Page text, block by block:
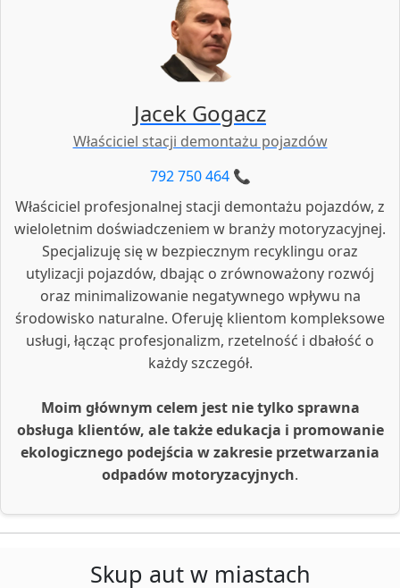
nie posiadasz któregoś z dokumentów,
skontaktuj się z nami – pomożemy znaleźć
odpowiednie rozwiązanie.
Jacek Gogacz
Właściciel stacji demontażu pojazdów
792 750 464 📞
Właściciel profesjonalnej stacji demontażu pojazdów, z
wieloletnim doświadczeniem w branży motoryzacyjnej.
Specjalizuję się w bezpiecznym recyklingu oraz
utylizacji pojazdów, dbając o zrównoważony rozwój
oraz minimalizowanie negatywnego wpływu na
środowisko naturalne. Oferuję klientom kompleksowe
usługi, łącząc profesjonalizm, rzetelność i dbałość o
każdy szczegół.
Moim głównym celem jest nie tylko sprawna
obsługa klientów, ale także edukacja i promowanie
ekologicznego podejścia w zakresie przetwarzania
odpadów motoryzacyjnych.
Skup aut w miastach